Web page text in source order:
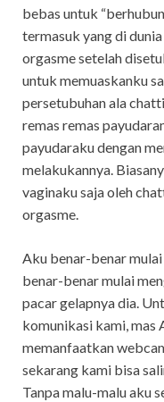
bebas untuk
termasuk yang di
orgasme setelah
untuk memuaskanku
persetubuhan ala
remas remas
payudaraku dengan
melakukannya.
vaginaku saja oleh
orgasme.
Aku benar-benar
benar-benar mulai
pacar gelapnya dia.
komunikasi kami, mas
memanfaatkan
sekarang kami bisa
Tanpa malu-malu aku